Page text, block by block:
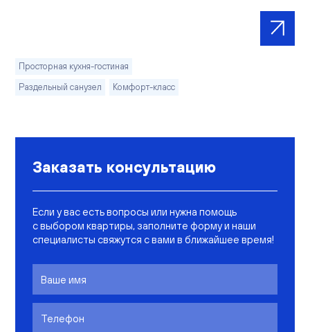
Просторная кухня-гостиная
Раздельный санузел
Комфорт-класс
Заказать консультацию
Если у вас есть вопросы или нужна помощь
с выбором квартиры, заполните форму и наши
специалисты свяжутся с вами в ближайшее время!